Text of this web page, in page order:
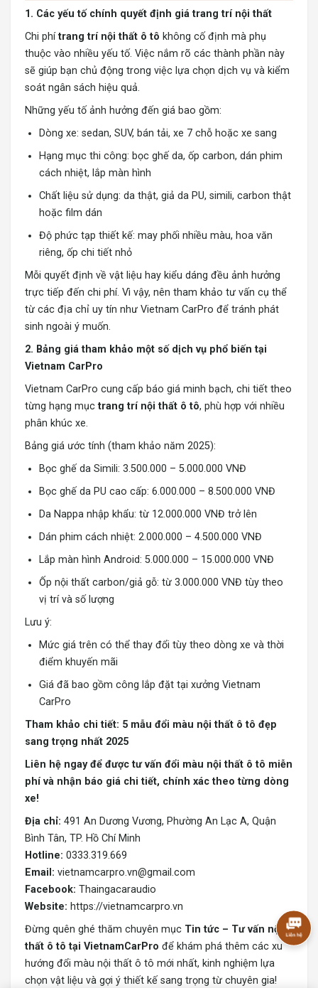
1. Các yếu tố chính quyết định giá trang trí nội thất
Chi phítrang trí nội thất ô tô không cố định mà phụ
thuộc vào nhiều yếu tố. Việc nắm rõ các thành phần này
sẽ giúp bạn chủ động trong việc lựa chọn dịch vụ và kiểm
soát ngân sách hiệu quả.
Những yếu tố ảnh hưởng đến giá bao gồm:
Dòng xe: sedan, SUV, bán tải, xe 7 chỗ hoặc xe sang
Hạng mục thi công: bọc ghế da, ốp carbon, dán phim
cách nhiệt, lắp màn hình
Chất liệu sử dụng: da thật, giả da PU, simili, carbon thật
hoặc film dán
Độ phức tạp thiết kế: may phối nhiều màu, hoa văn
riêng, ốp chi tiết nhỏ
Mỗi quyết định về vật liệu hay kiểu dáng đều ảnh hưởng
trực tiếp đến chi phí. Vì vậy, nên tham khảo tư vấn cụ thể
từ các địa chỉ uy tín như Vietnam CarPro để tránh phát
sinh ngoài ý muốn.
2. Bảng giá tham khảo một số dịch vụ phổ biến tại
Vietnam CarPro
Vietnam CarPro cung cấp báo giá minh bạch, chi tiết theo
từng hạng mụctrang trí nội thất ô tô, phù hợp với nhiều
phân khúc xe.
Bảng giá ước tính (tham khảo năm 2025):
Bọc ghế da Simili: 3.500.000 – 5.000.000 VNĐ
Bọc ghế da PU cao cấp: 6.000.000 – 8.500.000 VNĐ
Da Nappa nhập khẩu: từ 12.000.000 VNĐ trở lên
Dán phim cách nhiệt: 2.000.000 – 4.500.000 VNĐ
Lắp màn hình Android: 5.000.000 – 15.000.000 VNĐ
Ốp nội thất carbon/giả gỗ: từ 3.000.000 VNĐ tùy theo
vị trí và số lượng
Lưu ý:
Mức giá trên có thể thay đổi tùy theo dòng xe và thời
điểm khuyến mãi
Giá đã bao gồm công lắp đặt tại xưởng Vietnam
CarPro
Tham khảo chi tiết: 5 mẫu đổi màu nội thất ô tô đẹp
sang trọng nhất 2025
Liên hệ ngay để được tư vấn đổi màu nội thất ô tô miễn
phí và nhận báo giá chi tiết, chính xác theo từng dòng
xe!
Địa chỉ: 491 An Dương Vương, Phường An Lạc A, Quận
Bình Tân, TP. Hồ Chí Minh
Hotline: 0333.319.669
Email: vietnamcarpro.vn@gmail.com
Facebook: Thaingacaraudio
Website: https://vietnamcarpro.vn
Đừng quên ghé thăm chuyên mục Tin tức – Tư vấn nội
thất ô tô tại VietnamCarPro để khám phá thêm các xu
hướng đổi màu nội thất ô tô mới nhất, kinh nghiệm lựa
chọn vật liệu và gợi ý thiết kế sang trọng từ chuyên gia!